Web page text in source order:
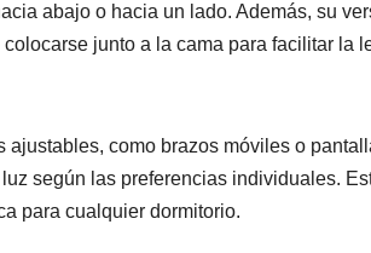
abajo o hacia un lado. Además, su
junto a la cama para facilitar la
como brazos móviles o
según las preferencias individuales.
para cualquier dormitorio.